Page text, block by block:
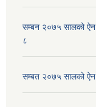
सम्बन २०७५ सालको ऐन
८
सम्बत २०७५ सालको ऐन